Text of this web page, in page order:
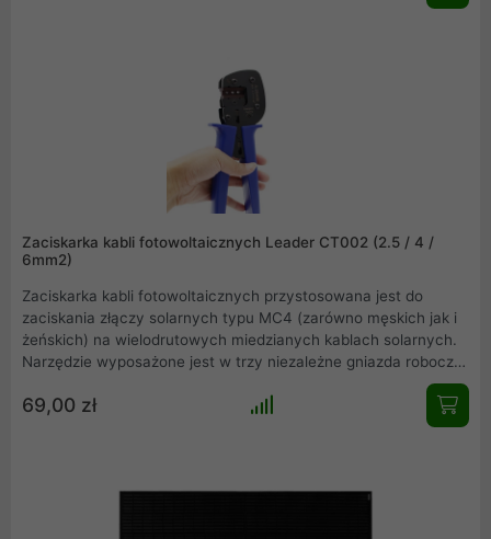
Zaciskarka kabli fotowoltaicznych Leader CT002 (2.5 / 4 /
6mm2)
Zaciskarka kabli fotowoltaicznych przystosowana jest do
zaciskania złączy solarnych typu MC4 (zarówno męskich jak i
żeńskich) na wielodrutowych miedzianych kablach solarnych.
Narzędzie wyposażone jest w trzy niezależne gniazda robocze
69,00 zł